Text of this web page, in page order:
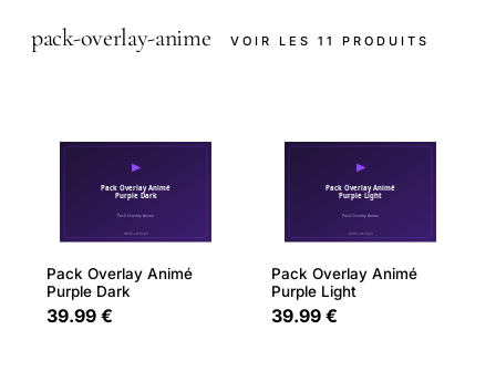
pack-overlay-anime VOIR LES 11 PRODUITS
Pack Overlay Animé
Purple Dark
39.99 €
Pack Overlay Animé
Purple Light
39.99 €